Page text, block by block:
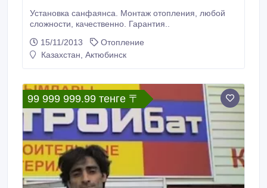
Установка санфаянса. Монтаж отопления, любой
сложности, качественно. Гарантия..
15/11/2013
Отопление
Казахстан, Актюбинск
99 999 999.99 тенге 〒